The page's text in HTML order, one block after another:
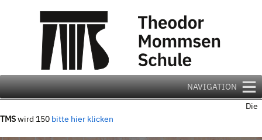
NAVIGATION
Die
TMSwird 150 bitte hier klicken